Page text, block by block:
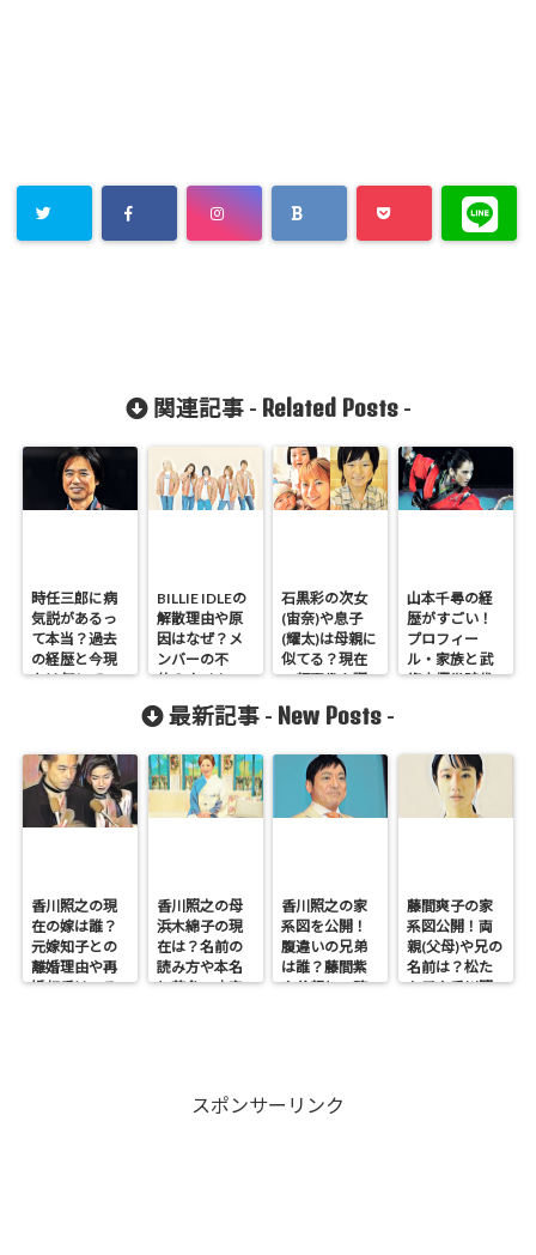
関連記事 - Related Posts-
時任三郎に病
気説があるっ
て本当？過去
の経歴と今現
在は何して
BILLIE IDLEの
解散理由や原
因はなぜ？メ
ンバーの不
仲？ウイカの
今後の活動
は？
石黒彩の次女
(宙奈)や息子
(耀太)は母親に
似てる？現在
の顔画像を調
山本千尋の経
歴がすごい！
プロフィー
ル・家族と武
術太極拳時代
最新記事 - New Posts -
香川照之の現
在の嫁は誰？
元嫁知子との
離婚理由や再
婚相手はいる
香川照之の母
浜木綿子の現
在は？名前の
読み方や本名
と芸名の由来
香川照之の家
系図を公開！
腹違いの兄弟
は誰？藤間紫
や父親との確
藤間爽子の家
系図公開！両
親(父母)や兄の
名前は？松た
か子や香川照
スポンサーリンク